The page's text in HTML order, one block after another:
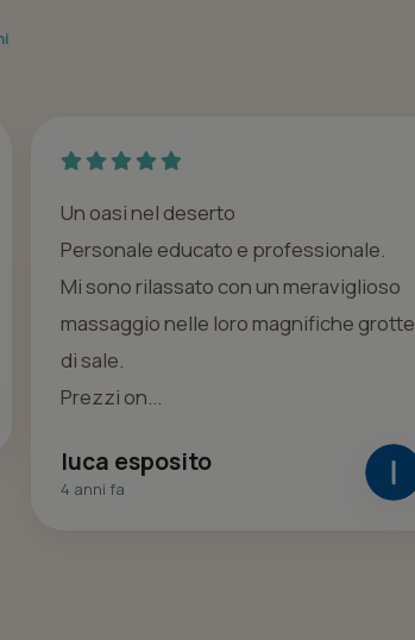
Un oasi nel deserto
Personale educato e professionale.
Mi sono rilassato con un meraviglioso
massaggio nelle loro magnifiche grotte
di sale.
Prezzi on...
luca esposito
4 anni fa